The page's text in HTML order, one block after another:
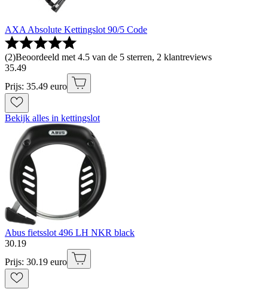
AXA Absolute Kettingslot 90/5 Code
(2)Beoordeeld met 4.5 van de 5 sterren, 2 klantreviews
35.49
Prijs: 35.49 euro
Bekijk alles in kettingslot
Abus fietsslot 496 LH NKR black
30.19
Prijs: 30.19 euro